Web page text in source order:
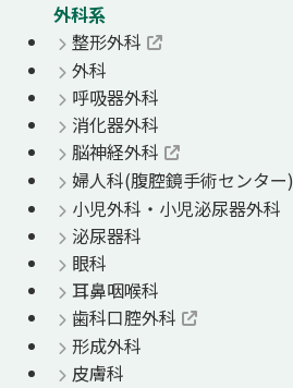
外科系
整形外科
外科
呼吸器外科
消化器外科
脳神経外科
婦人科(腹腔鏡手術センター)
小児外科・小児泌尿器外科
泌尿器科
眼科
耳鼻咽喉科
歯科口腔外科
形成外科
皮膚科